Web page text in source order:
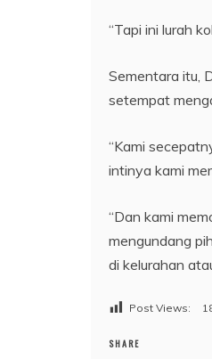
“Tapi ini lurah
Sementara itu,
setempat
“Kami
intinya kami
“Dan kami
mengundang
di kelurahan
Post Views:
SHARE